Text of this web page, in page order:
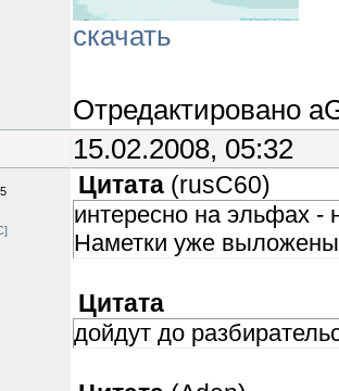
скачать
Отредактировано
15.02.2008, 05:32
Цитата (rusC60)
интересно на эльфах -
Наметки уже
Цитата
дойдут до